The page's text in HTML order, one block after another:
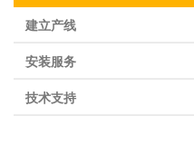
建立产线
安装服务
技术支持